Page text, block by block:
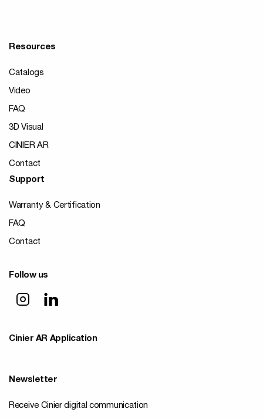
Resources
Catalogs
Video
FAQ
3D Visual
CINIER AR
Contact
Support
Warranty & Certification
FAQ
Contact
Follow us
Cinier AR Application
Newsletter
Receive Cinier digital communication